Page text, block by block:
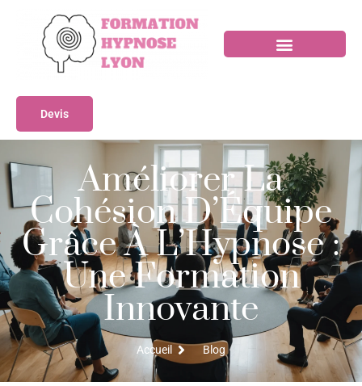
Devis
Améliorer La
Cohésion D’Équipe
Grâce À L’Hypnose :
Une Formation
Innovante
Accueil Blog